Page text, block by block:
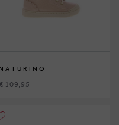
NATURINO
€ 109,95